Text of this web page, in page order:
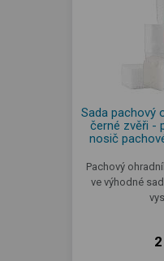
Sada pachový
černé zvěři -
nosič
Pachový
ve výhodné